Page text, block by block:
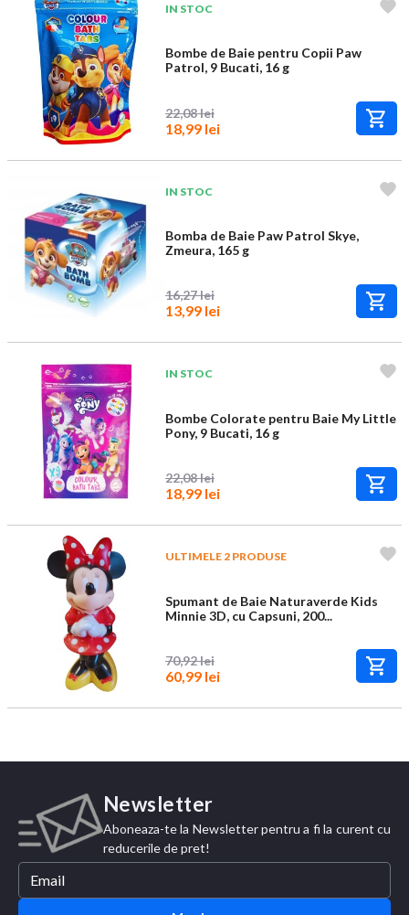
IN STOC
Bombe de Baie pentru Copii Paw
Patrol, 9 Bucati, 16 g
22,08 lei
18,99 lei
IN STOC
Bomba de Baie Paw Patrol Skye,
Zmeura, 165 g
16,27 lei
13,99 lei
IN STOC
Bombe Colorate pentru Baie My Little
Pony, 9 Bucati, 16 g
22,08 lei
18,99 lei
ULTIMELE 2 PRODUSE
Spumant de Baie Naturaverde Kids
Minnie 3D, cu Capsuni, 200...
70,92 lei
60,99 lei
Newsletter
Aboneaza-te la Newsletter pentru a fi la curent cu
reducerile de pret!